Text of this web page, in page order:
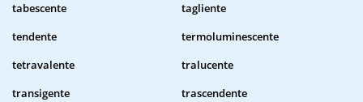
tabescente
tagliente
tendente
termoluminescente
tetravalente
tralucente
transigente
trascendente